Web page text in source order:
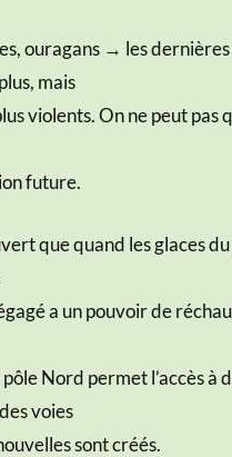
ouragans → les dernières
mais
violents. On ne peut
future.
que quand les glaces
a un pouvoir de
Nord permet l’accès à
voies
sont créés.